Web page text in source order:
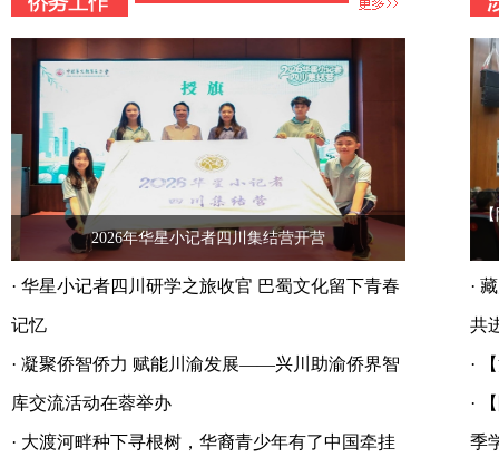
2026年华星小记者四川集结营开营
· 华星小记者四川研学之旅收官 巴蜀文化留下青春
记忆
· 凝聚侨智侨力 赋能川渝发展——兴川助渝侨界智
库交流活动在蓉举办
· 大渡河畔种下寻根树，华裔青少年有了中国牵挂
【
·
共
·
·
季